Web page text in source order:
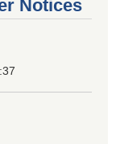
Notices